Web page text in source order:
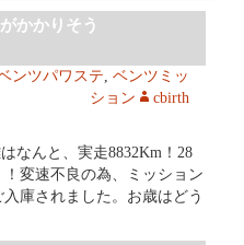
かかりそう
ンツパワステ, ベンツミッ
ション
cbirth
なんと、実走8832Km！28
変速不良の為、ミッション
庫されました。お歳はどう